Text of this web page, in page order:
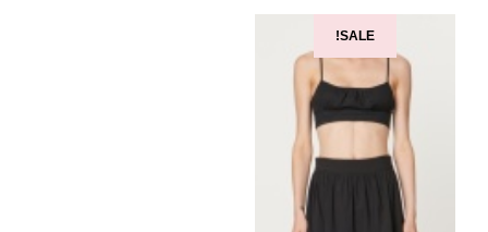
SALE!